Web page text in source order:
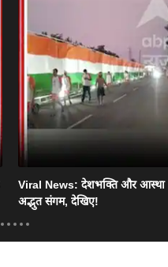
Viral News: देशभक्ति और आस्था
अद्भुत संगम, देखिए!